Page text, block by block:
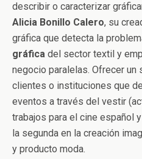
describir o caracterizar
Alicia Bonillo Calero, su
gráfica que detecta la
gráfica del sector textil y
negocio paralelas. Ofrecer un
clientes o instituciones que
eventos a través del vestir
trabajos para el cine español
la segunda en la creación
y producto moda.